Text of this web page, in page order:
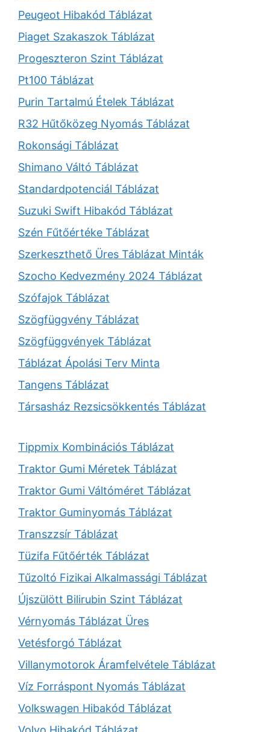
Peugeot Hibakód Táblázat
Piaget Szakaszok Táblázat
Progeszteron Szint Táblázat
Pt100 Táblázat
Purin Tartalmú Ételek Táblázat
R32 Hűtőközeg Nyomás Táblázat
Rokonsági Táblázat
Shimano Váltó Táblázat
Standardpotenciál Táblázat
Suzuki Swift Hibakód Táblázat
Szén Fűtőértéke Táblázat
Szerkeszthető Üres Táblázat Minták
Szocho Kedvezmény 2024 Táblázat
Szófajok Táblázat
Szögfüggvény Táblázat
Szögfüggvények Táblázat
Táblázat Ápolási Terv Minta
Tangens Táblázat
Társasház Rezsicsökkentés Táblázat
Tippmix Kombinációs Táblázat
Traktor Gumi Méretek Táblázat
Traktor Gumi Váltóméret Táblázat
Traktor Guminyomás Táblázat
Transzzsír Táblázat
Tüzifa Fűtőérték Táblázat
Tűzoltó Fizikai Alkalmassági Táblázat
Újszülött Bilirubin Szint Táblázat
Vérnyomás Táblázat Üres
Vetésforgó Táblázat
Villanymotorok Áramfelvétele Táblázat
Víz Forráspont Nyomás Táblázat
Volkswagen Hibakód Táblázat